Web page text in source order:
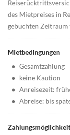
des Mietpreises in
gebuchten
Mietbedingungen
• Gesamtzahlung
• keine Kaution
• Anreisezeit:
• Abreise: bis